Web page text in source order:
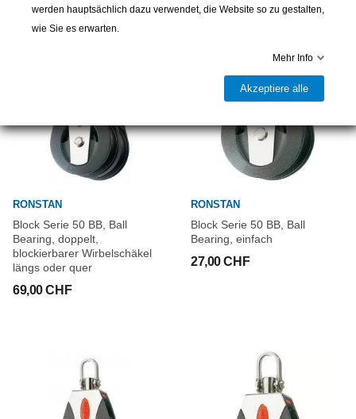
RONSTAN
Block Serie 50 BB, Ball
Bearing, doppelt,
blockierbarer Wirbelschäkel
längs oder quer
69,00 CHF
RONSTAN
Block Serie 50 BB, Ball
Bearing, einfach
27,00 CHF
werden hauptsächlich dazu verwendet, die Website so zu gestalten,
wie Sie es erwarten.
Mehr Info
Akzeptiere alle